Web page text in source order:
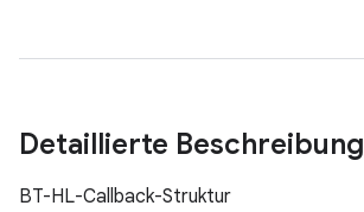
Detaillierte Beschreibung
BT-HL-Callback-Struktur